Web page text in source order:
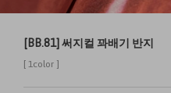
[BB.81] 써지컬 꽈배기 반지
[ 1color ]